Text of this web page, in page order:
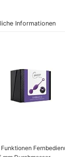
Informationen